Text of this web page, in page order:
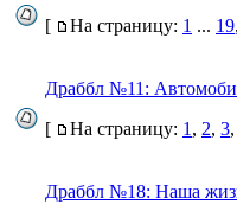
[
На страницу: 1 ... 19,
Драббл №11:
[
На страницу: 1 , 2, 3,
Драббл №18: Наша